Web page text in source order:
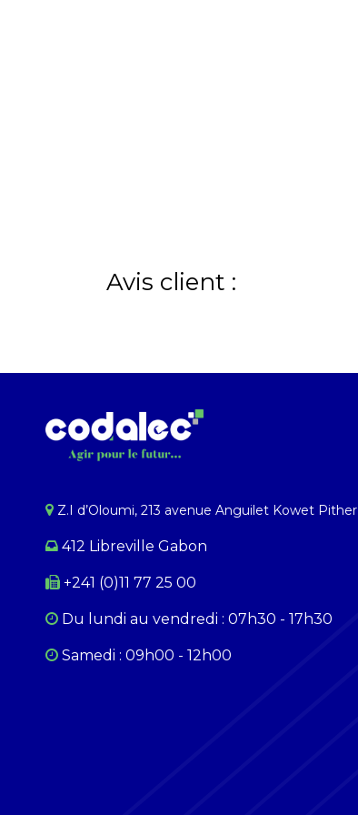
Avis client :
Z.I d’Oloumi, 213 avenue Anguilet Kowet Pither​
412 Libreville Gabon
+241 (0)11 77 25 00
Du lundi au ​​vendredi : 07h30 - 17h30
Samedi : 09h00 - 12h00